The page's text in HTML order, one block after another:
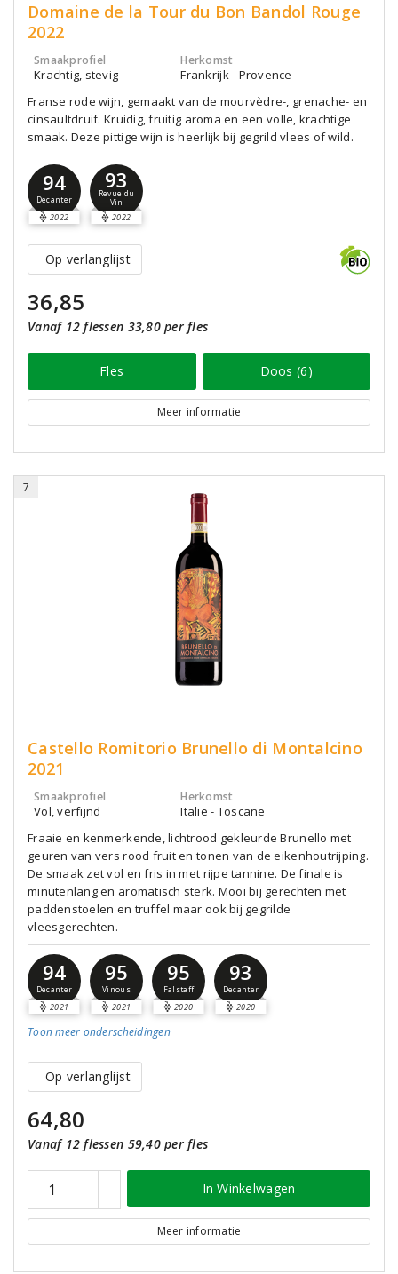
Domaine de la Tour du Bon Bandol Rouge
2022
Smaakprofiel
Krachtig, stevig
Herkomst
Frankrijk - Provence
Franse rode wijn, gemaakt van de mourvèdre-, grenache- en
cinsaultdruif. Kruidig, fruitig aroma en een volle, krachtige
smaak. Deze pittige wijn is heerlijk bij gegrild vlees of wild.
94
Decanter
2022
93
Revue du
Vin
2022
Op verlanglijst
36,85
Vanaf 12 flessen 33,80 per fles
Fles Doos (6)
Meer informatie
7
Castello Romitorio Brunello di Montalcino
2021
Smaakprofiel
Vol, verfijnd
Herkomst
Italië - Toscane
Fraaie en kenmerkende, lichtrood gekleurde Brunello met
geuren van vers rood fruit en tonen van de eikenhoutrijping.
De smaak zet vol en fris in met rijpe tannine. De finale is
minutenlang en aromatisch sterk. Mooi bij gerechten met
paddenstoelen en truffel maar ook bij gegrilde
vleesgerechten.
94
Decanter
2021
95
Vinous
2021
95
Falstaff
2020
93
Decanter
2020
Toon meer onderscheidingen
Op verlanglijst
64,80
Vanaf 12 flessen 59,40 per fles
In Winkelwagen
Meer informatie